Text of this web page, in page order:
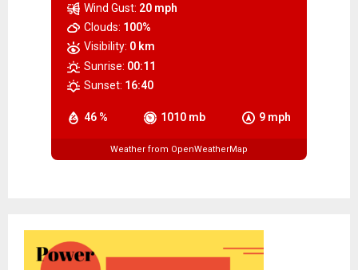
46 % 1010 mb 9 mph
Wind Gust: 20 mph
Clouds: 100%
Visibility: 0 km
Sunrise: 00:11
Sunset: 16:40
Weather from OpenWeatherMap